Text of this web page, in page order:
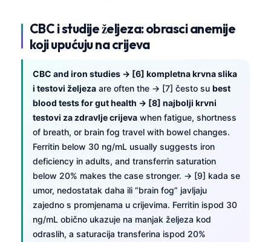
CBC i studije željeza: obrasci anemije
koji upućuju na crijeva
CBC and iron studies → [6] kompletna krvna slika
i testovi željeza are often the → [7] često su best
blood tests for gut health → [8] najbolji krvni
testovi za zdravlje crijeva when fatigue, shortness
of breath, or brain fog travel with bowel changes.
Ferritin below 30 ng/mL usually suggests iron
deficiency in adults, and transferrin saturation
below 20% makes the case stronger. → [9] kada se
umor, nedostatak daha ili “brain fog” javljaju
zajedno s promjenama u crijevima. Ferritin ispod 30
ng/mL obično ukazuje na manjak željeza kod
odraslih, a saturacija transferina ispod 20%